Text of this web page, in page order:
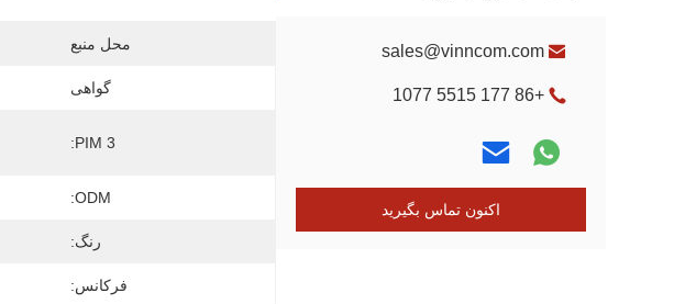
sales@vinncom.com
+86 177 5515 1077
اکنون تماس بگیرید
محل منبع
گواهی
PIM 3:
ODM:
رنگ:
فرکانس: